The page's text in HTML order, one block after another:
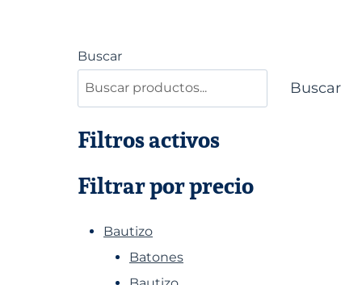
Buscar
Buscar
Filtros activos
Filtrar por precio
Bautizo
Batones